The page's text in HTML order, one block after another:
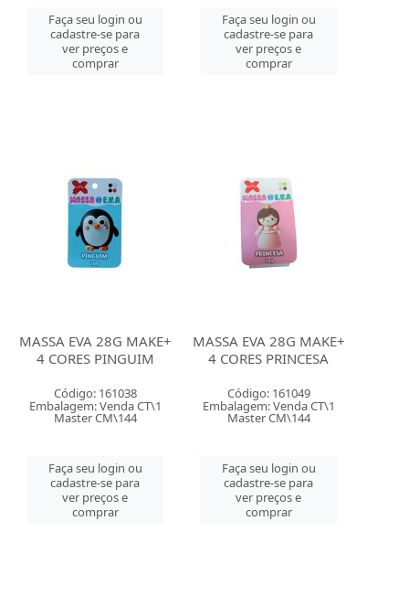
Faça seu login ou
cadastre-se para
ver preços e
comprar
Faça seu login ou
cadastre-se para
ver preços e
comprar
MASSA EVA 28G MAKE+
4 CORES PINGUIM
Código: 161038
Embalagem: Venda CT\1
Master CM\144
Faça seu login ou
cadastre-se para
ver preços e
comprar
MASSA EVA 28G MAKE+
4 CORES PRINCESA
Código: 161049
Embalagem: Venda CT\1
Master CM\144
Faça seu login ou
cadastre-se para
ver preços e
comprar